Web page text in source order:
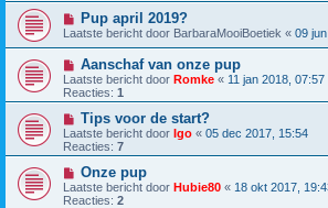
Pup april 2019?
Laatste bericht door BarbaraMooiBoetiek « 09
Aanschaf van onze pup
Laatste bericht door Romke « 11 jan 2018, 07:57
Reacties: 1
Tips voor de start?
Laatste bericht door Igo « 05 dec 2017, 15:54
Reacties: 7
Onze pup
Laatste bericht door Hubie80 « 18 okt 2017,
Reacties: 2